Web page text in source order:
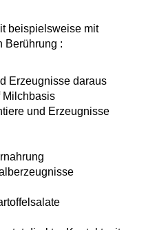
beispielsweise mit
Berührung :
Erzeugnisse daraus
Milchbasis
und Erzeugnisse